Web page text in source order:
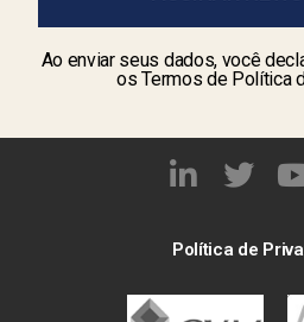
Ao enviar seus dados, você
os Termos de Política
Política de